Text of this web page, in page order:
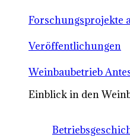
Forschungsprojekte
Veröffentlichungen
Weinbaubetrieb
Einblick in den